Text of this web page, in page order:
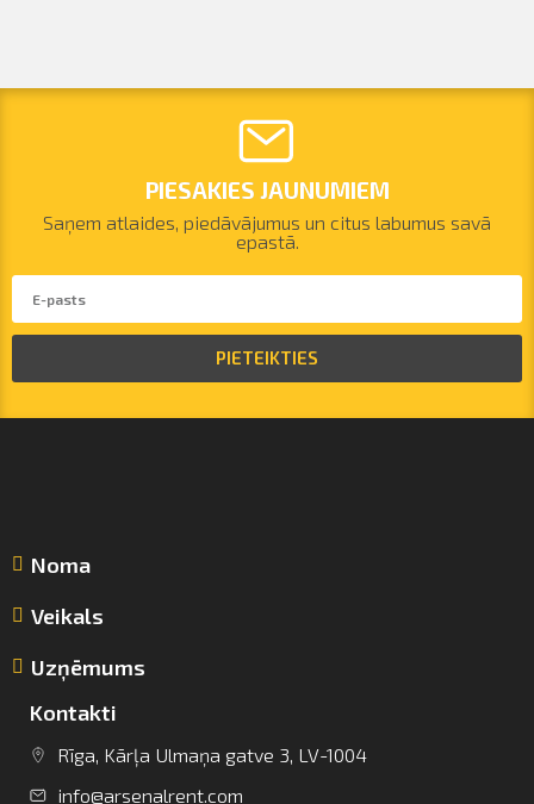
info@arsenalrent.com
PIESAKIES JAUNUMIEM
Saņem atlaides, piedāvājumus un citus labumus savā
epastā.
PIETEIKTIES
Noma
Veikals
Uzņēmums
Kontakti
Rīga, Kārļa Ulmaņa gatve 3, LV-1004
info@arsenalrent.com